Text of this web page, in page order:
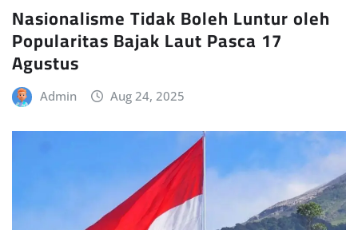
Nasionalisme Tidak Boleh Luntur oleh
Popularitas Bajak Laut Pasca 17
Agustus
Admin Aug 24, 2025